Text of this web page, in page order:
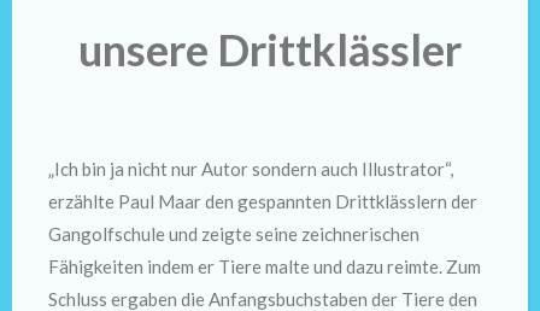
unsere Drittklässler
„Ich bin ja nicht nur Autor sondern auch Illustrator“,
erzählte Paul Maar den gespannten Drittklässlern der
Gangolfschule und zeigte seine zeichnerischen
Fähigkeiten indem er Tiere malte und dazu reimte. Zum
Schluss ergaben die Anfangsbuchstaben der Tiere den